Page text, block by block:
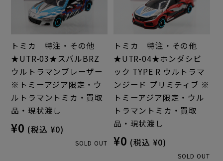
トミカ 特注・その他
★UTR-03★スバルBRZ
ウルトラマンブレーザー
※トミーアジア限定・ウ
ルトラマントミカ・買取
品・現状渡し
¥0 (税込 ¥0)
SOLD OUT
トミカ 特注・その他
★UTR-04★ホンダシビ
ック TYPE R ウルトラマ
ンジード プリミティブ ※
トミーアジア限定・ウル
トラマントミカ・買取
品・現状渡し
¥0 (税込 ¥0)
SOLD OUT